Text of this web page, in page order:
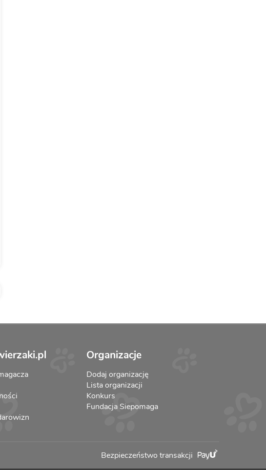
Organizacje
Dodaj organizację
Lista organizacji
Konkurs
Fundacja Siepomaga
Bezpieczeństwo transakcji